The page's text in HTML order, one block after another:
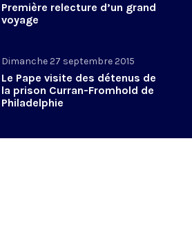
Première relecture d’un grand
voyage
Dimanche 27 septembre 2015
Le Pape visite des détenus de
la prison Curran-Fromhold de
Philadelphie